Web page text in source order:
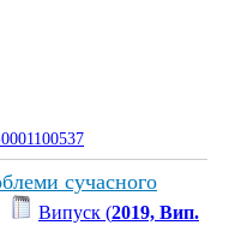
сучасного
Випуск (2019, Вип.